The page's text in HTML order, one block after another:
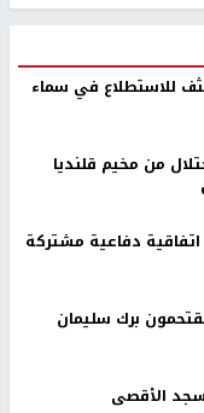
للاستطلاع في سماء
من مخيم قلنديا
دفاعية مشتركة
برك سليمان